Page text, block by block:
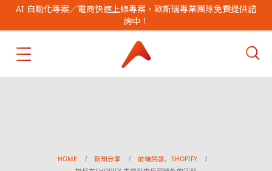
AI 自動化專案／電商快速上線專案，歐斯瑞專業團隊免費提供諮
詢中！
HOME 新知分享 前端開發,
SHOPIFY